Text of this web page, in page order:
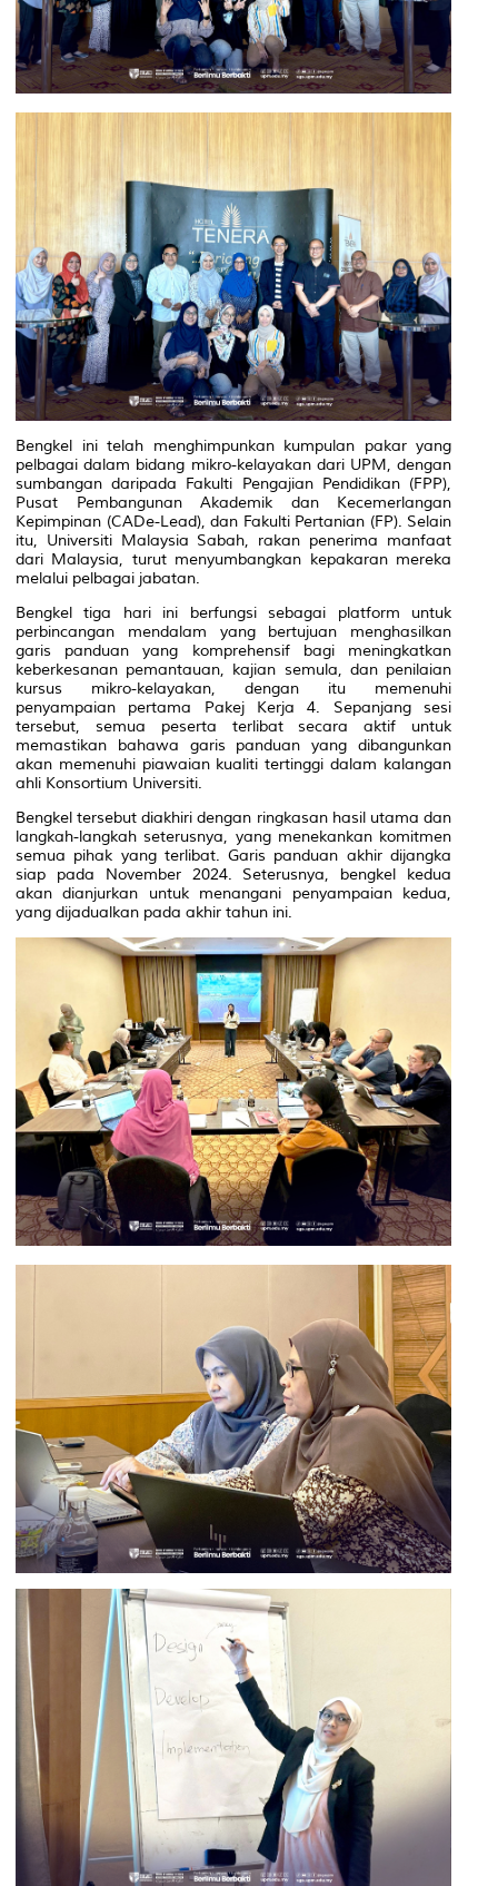
Bengkel ini telah menghimpunkan kumpulan pakar yang
pelbagai dalam bidang mikro-kelayakan dari UPM, dengan
sumbangan daripada Fakulti Pengajian Pendidikan (FPP),
Pusat Pembangunan Akademik dan Kecemerlangan
Kepimpinan (CADe-Lead), dan Fakulti Pertanian (FP). Selain
itu, Universiti Malaysia Sabah, rakan penerima manfaat
dari Malaysia, turut menyumbangkan kepakaran mereka
melalui pelbagai jabatan.
Bengkel tiga hari ini berfungsi sebagai platform untuk
perbincangan mendalam yang bertujuan menghasilkan
garis panduan yang komprehensif bagi meningkatkan
keberkesanan pemantauan, kajian semula, dan penilaian
kursus mikro-kelayakan, dengan itu memenuhi
penyampaian pertama Pakej Kerja 4. Sepanjang sesi
tersebut, semua peserta terlibat secara aktif untuk
memastikan bahawa garis panduan yang dibangunkan
akan memenuhi piawaian kualiti tertinggi dalam kalangan
ahli Konsortium Universiti.
Bengkel tersebut diakhiri dengan ringkasan hasil utama dan
langkah-langkah seterusnya, yang menekankan komitmen
semua pihak yang terlibat. Garis panduan akhir dijangka
siap pada November 2024. Seterusnya, bengkel kedua
akan dianjurkan untuk menangani penyampaian kedua,
yang dijadualkan pada akhir tahun ini.